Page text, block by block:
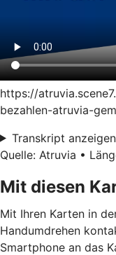
https://
bezahlen-atruvia-
Transkript anzeigen
Quelle: Atruvia •
Mit diesen
Mit Ihren Karten in
Handumdrehen
Smartphone an das